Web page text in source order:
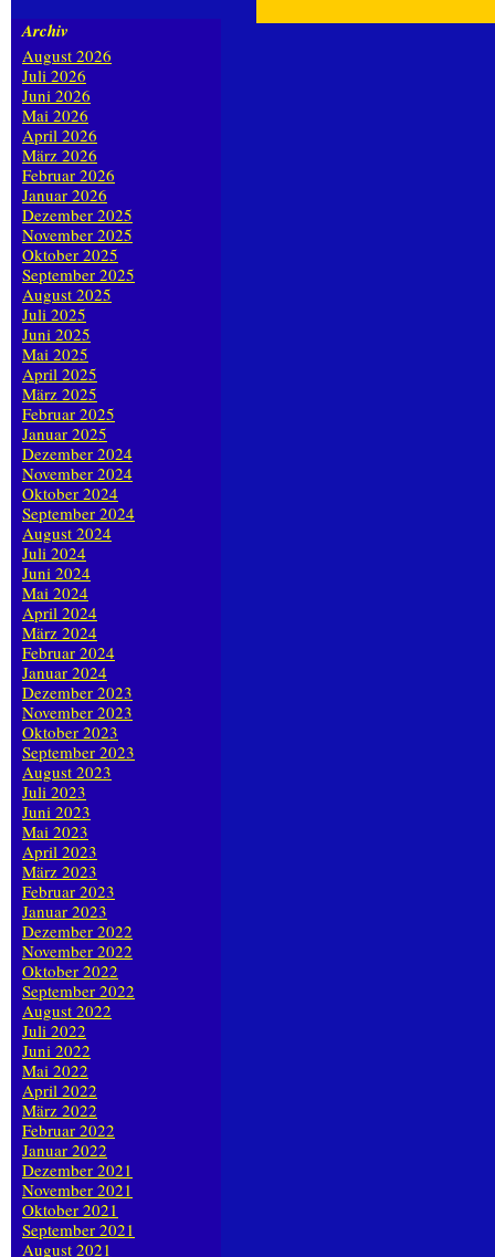
Archiv
August 2026
Juli 2026
Juni 2026
Mai 2026
April 2026
März 2026
Februar 2026
Januar 2026
Dezember 2025
November 2025
Oktober 2025
September 2025
August 2025
Juli 2025
Juni 2025
Mai 2025
April 2025
März 2025
Februar 2025
Januar 2025
Dezember 2024
November 2024
Oktober 2024
September 2024
August 2024
Juli 2024
Juni 2024
Mai 2024
April 2024
März 2024
Februar 2024
Januar 2024
Dezember 2023
November 2023
Oktober 2023
September 2023
August 2023
Juli 2023
Juni 2023
Mai 2023
April 2023
März 2023
Februar 2023
Januar 2023
Dezember 2022
November 2022
Oktober 2022
September 2022
August 2022
Juli 2022
Juni 2022
Mai 2022
April 2022
März 2022
Februar 2022
Januar 2022
Dezember 2021
November 2021
Oktober 2021
September 2021
August 2021